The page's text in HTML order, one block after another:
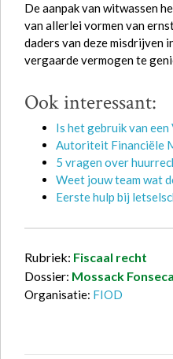
De aanpak van witwassen
van allerlei vormen van
daders van deze misdrijven
vergaarde vermogen te
Ook interessant:
Is het gebruik van
Autoriteit Financiële
5 vragen over
Weet jouw team wat
Eerste hulp bij
Rubriek: Fiscaal recht
Dossier: Mossack Fonseca
Organisatie: FIOD